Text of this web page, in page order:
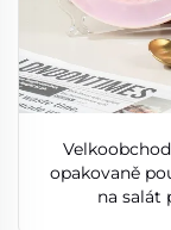
opakovaně
na salát